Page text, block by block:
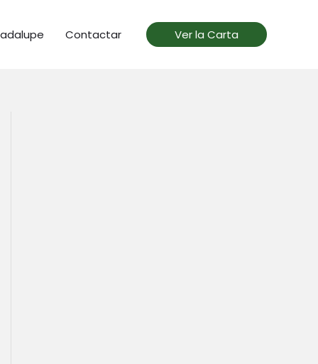
Contactar Ver la Carta